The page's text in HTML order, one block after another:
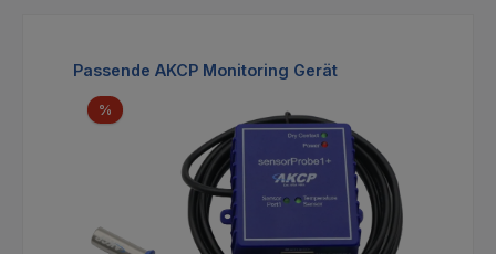
Produktgalerie überspringen
Passende AKCP Monitoring Gerät
%Rabatt